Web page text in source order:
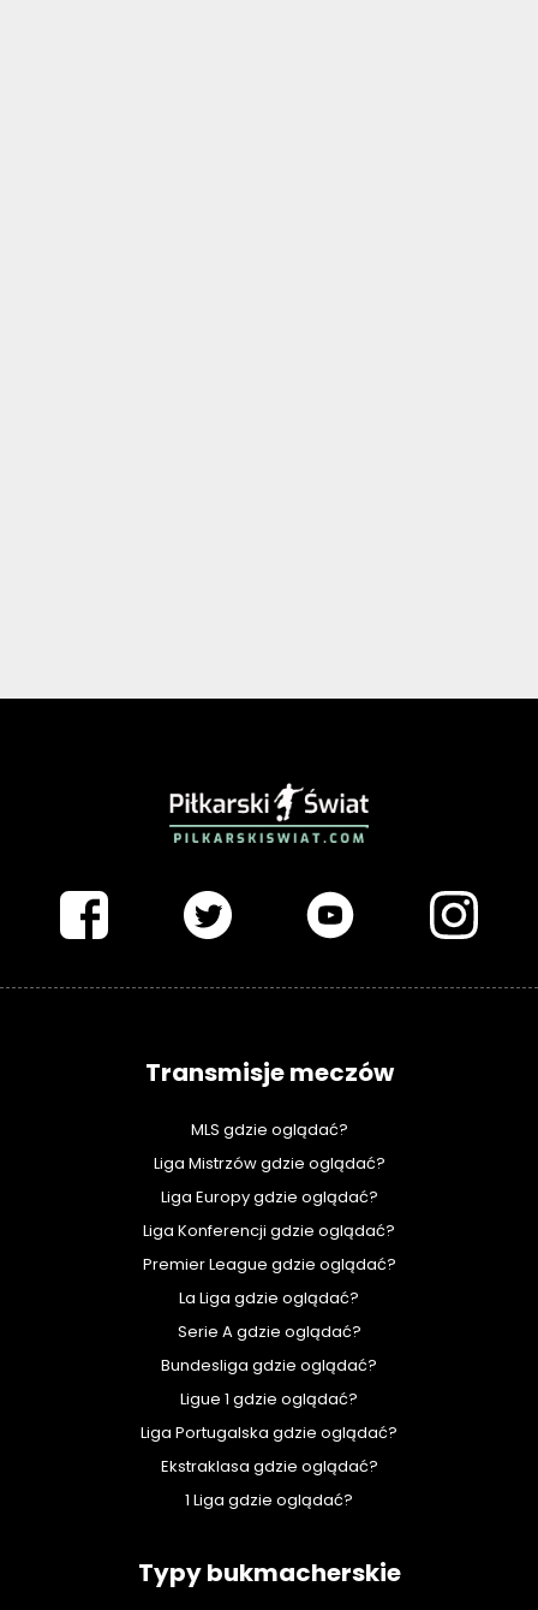
Transmisje meczów
MLS gdzie oglądać?
Liga Mistrzów gdzie oglądać?
Liga Europy gdzie oglądać?
Liga Konferencji gdzie oglądać?
Premier League gdzie oglądać?
La Liga gdzie oglądać?
Serie A gdzie oglądać?
Bundesliga gdzie oglądać?
Ligue 1 gdzie oglądać?
Liga Portugalska gdzie oglądać?
Ekstraklasa gdzie oglądać?
1 Liga gdzie oglądać?
Typy bukmacherskie